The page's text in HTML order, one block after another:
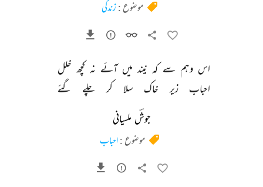
موضوع :زندگی
اس وہم سے کہ نیند میں آئے نہ کچھ خلل
احباب
زیر خاک سلا کر چلے گئے
جوشؔ ملسیانی
موضوع :احباب